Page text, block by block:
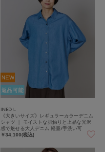
NEW
返品可能
INED L
《大きいサイズ》レギュラーカラーデニム
シャツ ｜ モイストな肌触りと上品な光沢
感で魅せる大人デニム 軽量/手洗い可
￥34,100(税込)